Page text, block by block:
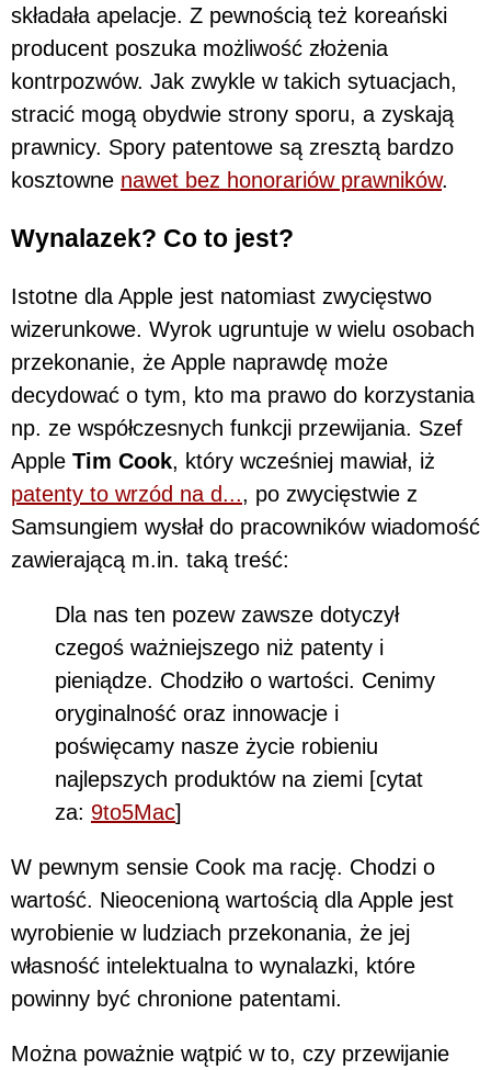
składała apelacje. Z pewnością też koreański
producent poszuka możliwość złożenia
kontrpozwów. Jak zwykle w takich sytuacjach,
stracić mogą obydwie strony sporu, a zyskają
prawnicy. Spory patentowe są zresztą bardzo
kosztowne nawet bez honorariów prawników.
Wynalazek? Co to jest?
Istotne dla Apple jest natomiast zwycięstwo
wizerunkowe. Wyrok ugruntuje w wielu osobach
przekonanie, że Apple naprawdę może
decydować o tym, kto ma prawo do korzystania
np. ze współczesnych funkcji przewijania. Szef
Apple Tim Cook, który wcześniej mawiał, iż
patenty to wrzód na d..., po zwycięstwie z
Samsungiem wysłał do pracowników wiadomość
zawierającą m.in. taką treść:
Dla nas ten pozew zawsze dotyczył
czegoś ważniejszego niż patenty i
pieniądze. Chodziło o wartości. Cenimy
oryginalność oraz innowacje i
poświęcamy nasze życie robieniu
najlepszych produktów na ziemi [cytat
za: 9to5Mac]
W pewnym sensie Cook ma rację. Chodzi o
wartość. Nieocenioną wartością dla Apple jest
wyrobienie w ludziach przekonania, że jej
własność intelektualna to wynalazki, które
powinny być chronione patentami.
Można poważnie wątpić w to, czy przewijanie